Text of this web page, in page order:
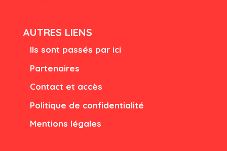
AUTRES LIENS
Ils sont passés par ici
Partenaires
Contact et accès
Politique de confidentialité
Mentions légales